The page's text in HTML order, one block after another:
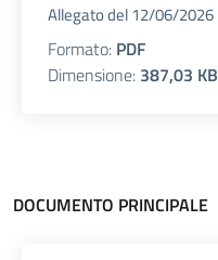
Allegato del 12/06/2026
Formato: PDF
Dimensione: 387,03 KB
DOCUMENTO PRINCIPALE